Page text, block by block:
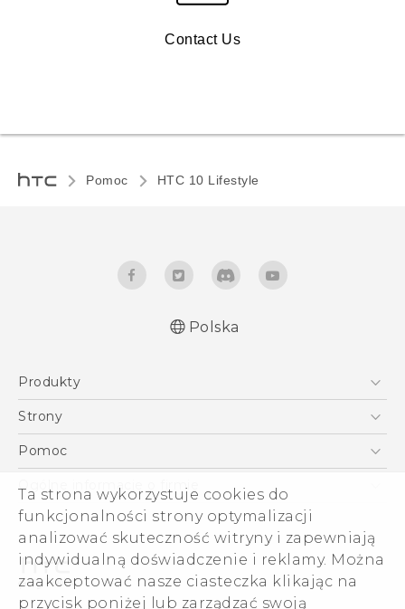
Ta strona wykorzystuje cookies do
funkcjonalności strony optymalizacji
analizować skuteczność witryny i zapewniają
indywidualną doświadczenie i reklamy. Można
zaakceptować nasze ciasteczka klikając na
przycisk poniżej lub zarządzać swoją
Contact Us
Pomoc HTC 10 Lifestyle‎
Polish - Wytyczne dotyczące bezpieczeństwa i
English - User manual
English - Safety and regulatory guide
Polska
Produkty
Smartfony
VIVE
Akcesoria
Strony
HTC Vive
Pomoc
Pomoc E-commerce
Ogólne informacje o firmie
ESG
Informacje o firmie
Dla inwestorów (angielski)
Cookie Preferences